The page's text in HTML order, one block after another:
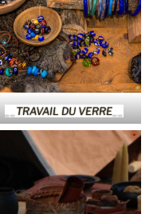
TRAVAIL DU VERRE__